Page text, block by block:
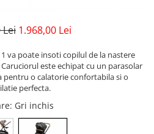
Lei 1.968,00 Lei
va poate insoti copilul de la nastere
este echipat cu un parasolar
pentru o calatorie confortabila si o
perfecta.
: Gri inchis